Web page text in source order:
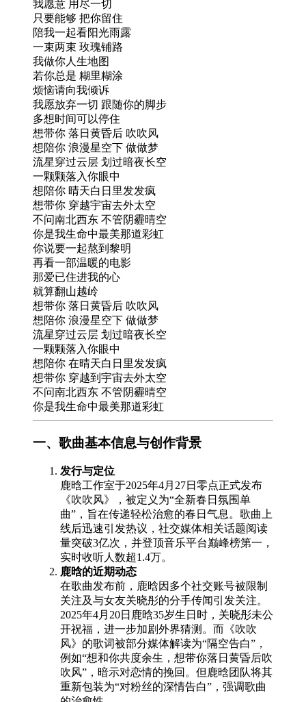
我愿意 用尽一切
只要能够 把你留住
陪我一起看阳光雨露
一束两束 玫瑰铺路
我做你人生地图
若你总是 糊里糊涂
烦恼请向我倾诉
我愿放弃一切 跟随你的脚步
多想时间可以停住
想带你 落日黄昏后 吹吹风
想陪你 浪漫星空下 做做梦
流星穿过云层 划过暗夜长空
一颗颗落入你眼中
想陪你 晴天白日里发发疯
想带你 穿越宇宙去外太空
不问南北西东 不管阴霾晴空
你是我生命中最美那道彩虹
你说要一起熬到黎明
再看一部温暖的电影
那爱已住进我的心
就算翻山越岭
想带你 落日黄昏后 吹吹风
想陪你 浪漫星空下 做做梦
流星穿过云层 划过暗夜长空
一颗颗落入你眼中
想陪你 在晴天白日里发发疯
想带你 穿越到宇宙去外太空
不问南北西东 不管阴霾晴空
你是我生命中最美那道彩虹
一、歌曲基本信息与创作背景
发行与定位
鹿晗工作室于2025年4月27日零点正式发布
《吹吹风》，被定义为“全新春日氛围单
曲”，旨在传递轻松治愈的春日气息。歌曲上
线后迅速引发热议，社交媒体相关话题阅读
量突破3亿次，并登顶音乐平台巅峰榜第一，
实时收听人数超1.4万。
鹿晗的近期动态
在歌曲发布前，鹿晗因多个社交账号被限制
关注及与女友关晓彤的分手传闻引发关注。
2025年4月20日鹿晗35岁生日时，关晓彤未公
开祝福，进一步加剧外界猜测。而《吹吹
风》的歌词被部分媒体解读为“隔空告白”，
例如“想和你共度余生，想带你落日黄昏后吹
吹风”，暗示对恋情的挽回。但鹿晗团队将其
重新包装为“对粉丝的深情告白”，强调歌曲